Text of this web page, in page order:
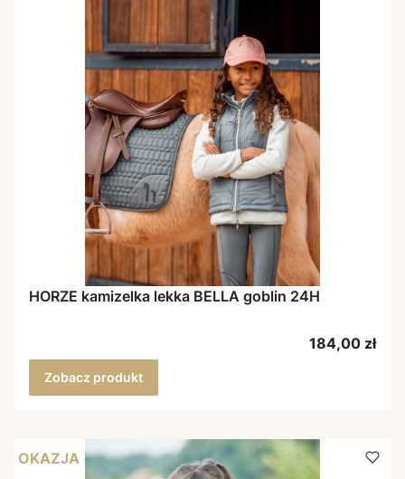
HORZE kamizelka lekka BELLA goblin 24H
Cena
184,00 zł
Zobacz produkt
OKAZJA